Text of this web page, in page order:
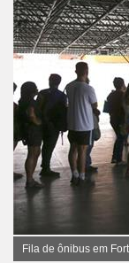
Fila de ônibus em